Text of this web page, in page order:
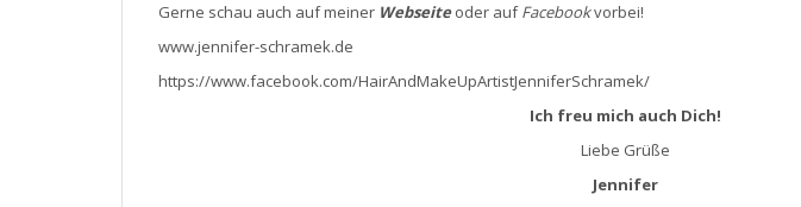
Gerne schau auch auf meiner Webseiteoder aufFacebookvorbei!
www.jennifer-schramek.de
https://www.facebook.com/HairAndMakeUpArtistJenniferSchramek/
Ich freu mich auch Dich!
Liebe Grüße
Jennifer